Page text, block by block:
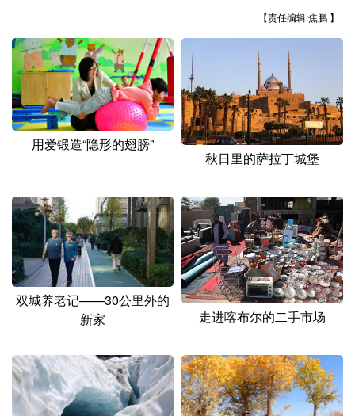
地方频道
北京 天津 河北 山西
辽宁 吉林 上海 江苏
福建 江西
山东 河南 湖北 湖南
广东 广西 海南 重庆
四川 贵州 云南 西藏
陕西 甘肃 青海 宁夏
黑龙江
多语种频道
【责任编辑:焦鹏 】
用爱锻造“隐形的翅膀”
秋日里的萨拉丁城堡
双城养老记——30公里外的
新家
走进喀布尔的二手市场